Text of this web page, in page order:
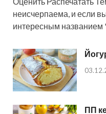
неисчерпаема, и если
интересным названием
ПП